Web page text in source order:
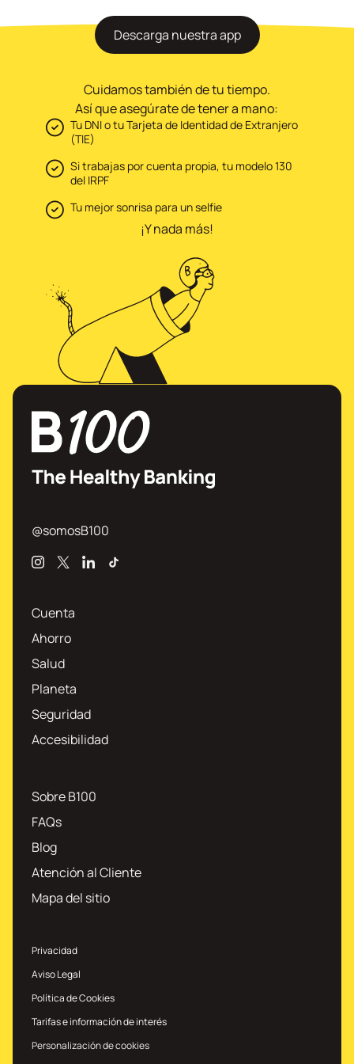
Descarga nuestra app
Cuidamos también de tu tiempo.
Así que asegúrate de tener a mano:
Tu DNI o tu Tarjeta de Identidad de Extranjero
(TIE)
Si trabajas por cuenta propia, tu modelo 130
del IRPF
Tu mejor sonrisa para un selfie
¡Y nada más!
@somosB100
InstagramLinkedin
Cuenta
Ahorro
Salud
Planeta
Seguridad
Accesibilidad
Sobre B100
FAQs
Blog
Atención al Cliente
Mapa del sitio
Privacidad
Aviso Legal
Política de Cookies
Tarifas e información de interés
Personalización de cookies